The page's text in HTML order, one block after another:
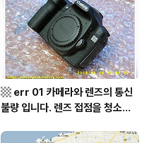
영역 외국어영역 전문 해석, Engli
sh to Korean translation
▩ err 01 카메라와 렌즈의 통신
불량 입니다. 렌즈 접점을 청소하